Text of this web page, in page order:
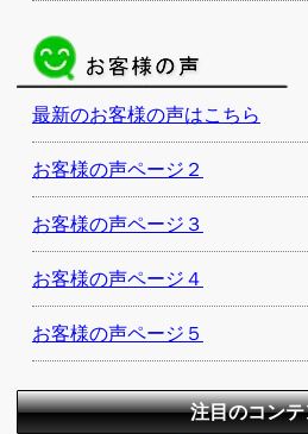
最新のお客様の声はこちら
お客様の声ページ２
お客様の声ページ３
お客様の声ページ４
お客様の声ページ５
注目のコン